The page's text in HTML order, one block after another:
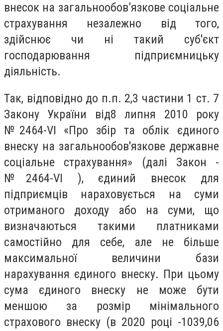
внесок на загальнообов’язкове соціальне
страхування незалежно від того,
здійснює чи ні такий суб'єкт
господарювання підприємницьку
діяльність.
Так, відповідно до п.п. 2,3 частини 1 ст. 7
Закону України від8 липня 2010 року
№2464-VI «Про збір та облік єдиного
внеску на загальнообов'язкове державне
соціальне страхування» (далі Закон -
№2464-VI ), єдиний внесок для
підприємців нараховується на суми
отриманого доходу або на суми, що
визначаються такими платниками
самостійно для себе, але не більше
максимальної величини бази
нарахування єдиного внеску. При цьому
сума єдиного внеску не може бути
меншою за розмір мінімального
страхового внеску (в 2020 році -1039,06